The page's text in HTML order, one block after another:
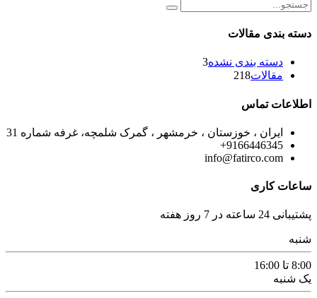
دسته بندی مقالات
دسته بندی نشده3
مقالات218
اطلاعات تماس
ایران ، خوزستان ، خرمشهر ، گمرک شلمچه، غرفه شماره 31
9166446345+
info@fatirco.com
ساعات کاری
پشتیبانی 24 ساعته در 7 روز هفته
شنبه
8:00 تا 16:00
یک شنبه